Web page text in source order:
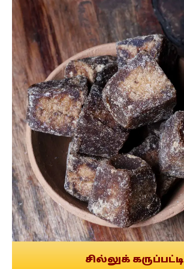
சில்லுக் கருப்பட்டி